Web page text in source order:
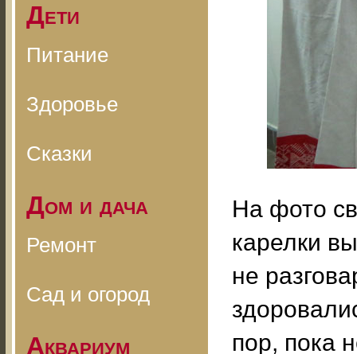
Дети
Питание
Здоровье
Сказки
Дом и дача
Ремонт
Сад и огород
Аквариум
На фото
карелки
не
пор, пока